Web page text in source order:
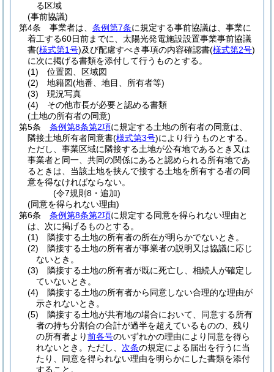
る区域
(事前協議)
第4条
事業者は、 条例第7条に規定する事前協議は、事業に
着工する60日前までに、太陽光発電施設設置事業事前協議
書(様式第1号)及び配慮すべき事項の内容確認書(様式第2号)
に次に掲げる書類を添付して行うものとする。
(1)
位置図、区域図
(2)
地籍図(地番、地目、所有者等)
(3)
現況写真
(4)
その他市長が必要と認める書類
(土地の所有者の同意)
第5条
条例第8条第2項に規定する土地の所有者の同意は、
隣接土地所有者同意書(様式第3号)により行うものとする。
ただし、事業区域に隣接する土地が公有地であるとき又は
事業者と同一、共同の関係にあると認められる所有地であ
るときは、当該土地を挟んで接する土地を所有する者の同
意を得なければならない。
(令7規則8・追加)
(同意を得られない理由)
第6条
条例第8条第2項に規定する同意を得られない理由と
は、次に掲げるものとする。
(1)
隣接する土地の所有者の所在が明らかでないとき。
(2)
隣接する土地の所有者が事業者の説明又は協議に応じ
ないとき。
(3)
隣接する土地の所有者が既に死亡し、相続人が確定し
ていないとき。
(4)
隣接する土地の所有者から同意しない合理的な理由が
示されないとき。
(5)
隣接する土地が共有地の場合において、同意する所有
者の持ち分割合の合計が過半を超えているものの、残り
の所有者より前各号のいずれかの理由により同意を得ら
れないとき。 ただし、 次条の規定による届出を行うに当
たり、同意を得られない理由を明らかにした書類を添付
すること。